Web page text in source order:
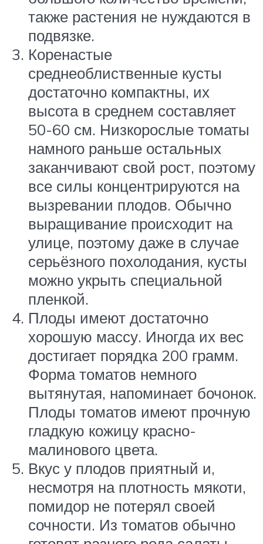
также растения не нуждаются в
подвязке.
Коренастые
среднеоблиственные кусты
достаточно компактны, их
высота в среднем составляет
50-60 см. Низкорослые томаты
намного раньше остальных
заканчивают свой рост, поэтому
все силы концентрируются на
вызревании плодов. Обычно
выращивание происходит на
улице, поэтому даже в случае
серьёзного похолодания, кусты
можно укрыть специальной
пленкой.
Плоды имеют достаточно
хорошую массу. Иногда их вес
достигает порядка 200 грамм.
Форма томатов немного
вытянутая, напоминает бочонок.
Плоды томатов имеют прочную
гладкую кожицу красно-
малинового цвета.
Вкус у плодов приятный и,
несмотря на плотность мякоти,
помидор не потерял своей
сочности. Из томатов обычно